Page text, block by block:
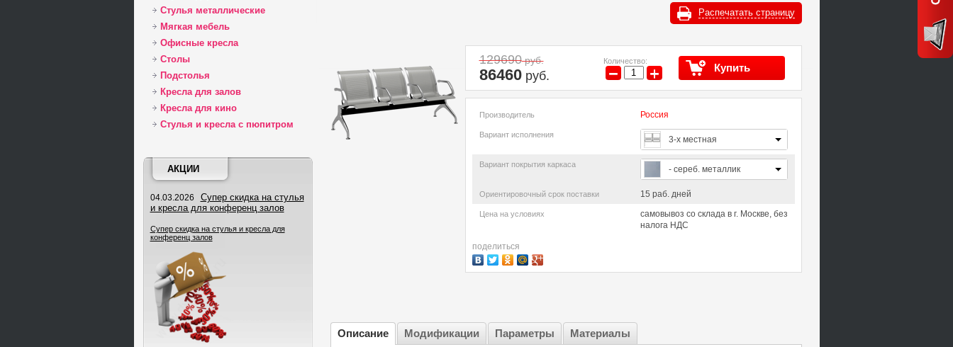
Стулья металлические
Мягкая мебель
Офисные кресла
Столы
Подстолья
Кресла для залов
Кресла для кино
Стулья и кресла с пюпитром
АКЦИИ
04.03.2026
Супер скидка на стулья
и кресла для конференц залов
Супер скидка на стулья и кресла для
конференц залов
Распечатать страницу
129690руб.
86460руб.
Количество:
− + Купить
Производитель Россия
Вариант исполнения 3-х местная
Вариант покрытия каркаса - сереб. металлик
Ориентировочный срок поставки 15 раб. дней
Цена на условиях
самовывоз со склада в г. Москве, без
налога НДС
поделиться
Описание Модификации Параметры Материалы